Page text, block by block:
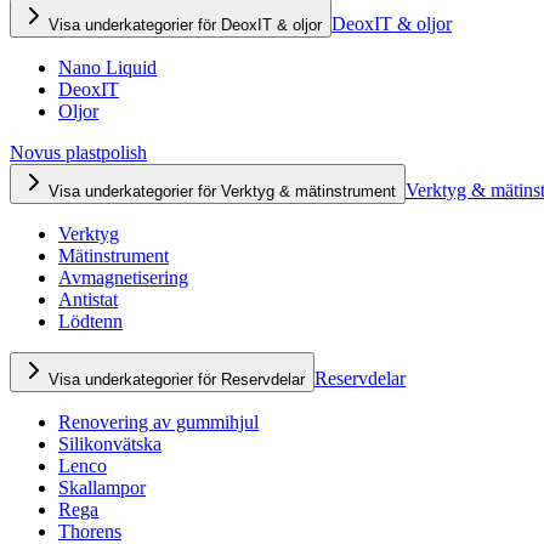
Visa underkategorier för DeoxIT & oljor DeoxIT & oljor
Nano Liquid
DeoxIT
Oljor
Novus plastpolish
Visa underkategorier för Verktyg & mätinstrument Verktyg &
Verktyg
Mätinstrument
Avmagnetisering
Antistat
Lödtenn
Visa underkategorier för Reservdelar Reservdelar
Renovering av gummihjul
Silikonvätska
Lenco
Skallampor
Rega
Thorens